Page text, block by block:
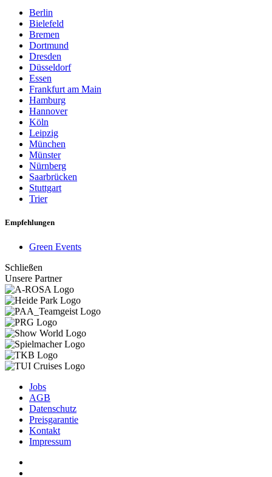
Berlin
Bielefeld
Bremen
Dortmund
Dresden
Düsseldorf
Essen
Frankfurt am Main
Hamburg
Hannover
Köln
Leipzig
München
Münster
Nürnberg
Saarbrücken
Stuttgart
Trier
Empfehlungen
Green Events
Schließen
Unsere Partner
Jobs
AGB
Datenschutz
Preisgarantie
Kontakt
Impressum